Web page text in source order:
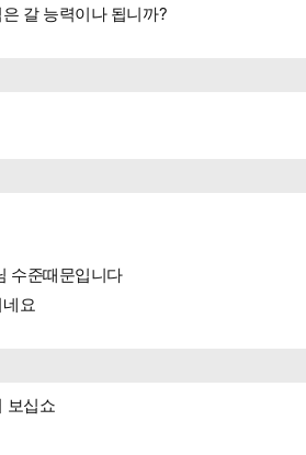
갈 능력이나 됩니까?
수준때문입니다
요
보십쇼